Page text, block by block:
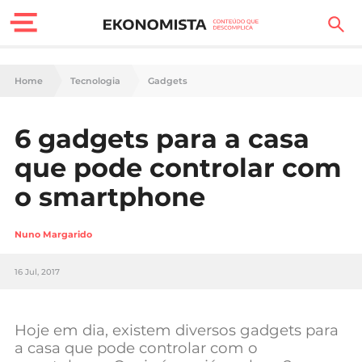
Finanças Pessoais
Carreira
Casa
Lifestyle
Sociedade
Negócios
Home Tecnologia Gadgets
6 gadgets para a casa
que pode controlar com
o smartphone
Nuno Margarido
16 Jul, 2017
Hoje em dia, existem diversos gadgets para
a casa que pode controlar com o